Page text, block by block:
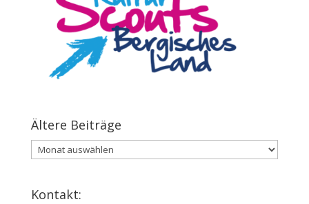
Ältere Beiträge
Ältere
Kontakt: